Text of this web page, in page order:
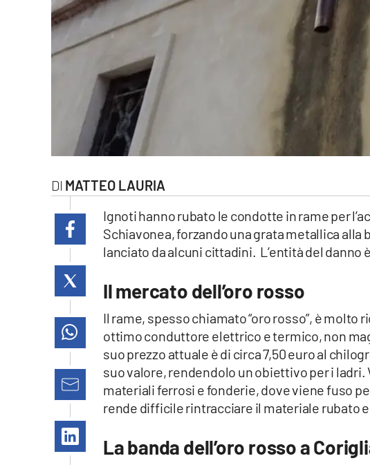
cosenzachannel.it
lacapitalenews.it
MATTEO LAURIA
Ignoti hanno rubato le condotte in rame per
Schiavonea, forzando una grata metallica alla
lanciato da alcuni cittadini. L’entità del danno
Il mercato dell’oro rosso
Il rame, spesso chiamato “oro rosso”, è molto
ottimo conduttore elettrico e termico, non
suo prezzo attuale è di circa 7,50 euro al
suo valore, rendendolo un obiettivo per i
materiali ferrosi e fonderie, dove viene fuso
rende difficile rintracciare il materiale rubato
La banda dell’oro rosso a